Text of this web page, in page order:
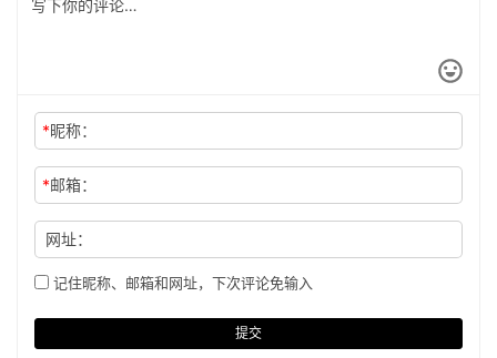
*昵称：
*邮箱：
网址：
记住昵称、邮箱和网址，下次评论免输入
提交